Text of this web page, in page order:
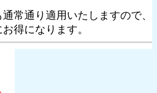
常通り適用いたしますので、
得になります。